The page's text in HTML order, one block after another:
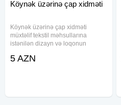
Köynək üzərinə çap xidməti
Köynək üzərinə çap xidməti
müxtəlif tekstil məhsullarına
istənilən dizayn və loqonun
polo, kofta, kepka, papaq və uşaq
5 AZN